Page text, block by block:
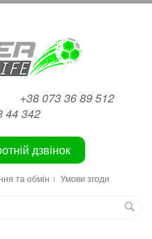
+38 073 36 89 512
44 342
дзвінок
та обмін Умови згоди